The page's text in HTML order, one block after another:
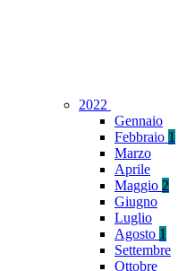
2022
Gennaio
Febbraio 1
Marzo
Aprile
Maggio 2
Giugno
Luglio
Agosto 1
Settembre
Ottobre